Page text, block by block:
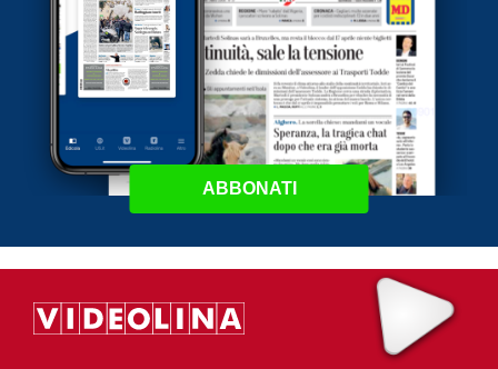
ABBONATI